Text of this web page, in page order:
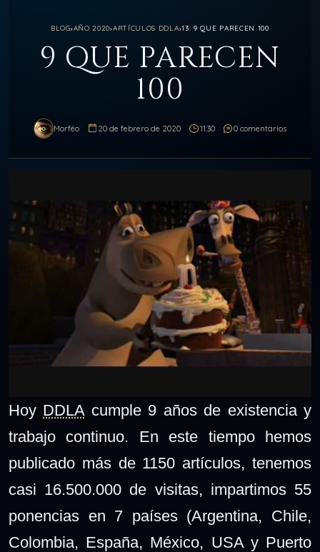
BLOG›AÑO 2020›ARTÍCULOS DDLA›13. 9 QUE PARECEN 100
9 QUE PARECEN
100
Morféo 20 de febrero de 2020 11:30 0 comentarios
Hoy DDLAcumple 9 años de existencia y
trabajo continuo. En este tiempo hemos
publicado más de 1150 artículos, tenemos
casi 16.500.000 de visitas, impartimos 55
ponencias en 7 países (Argentina, Chile,
Colombia, España, México, USA y Puerto